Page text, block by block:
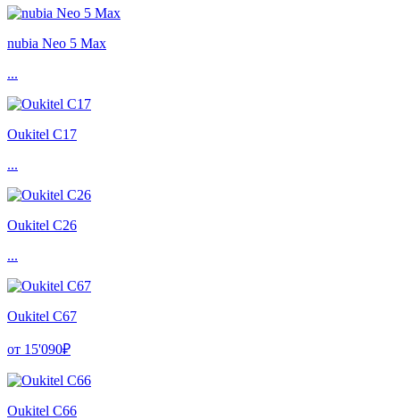
nubia Neo 5 Max
...
Oukitel C17
...
Oukitel C26
...
Oukitel C67
от 15'090₽
Oukitel C66